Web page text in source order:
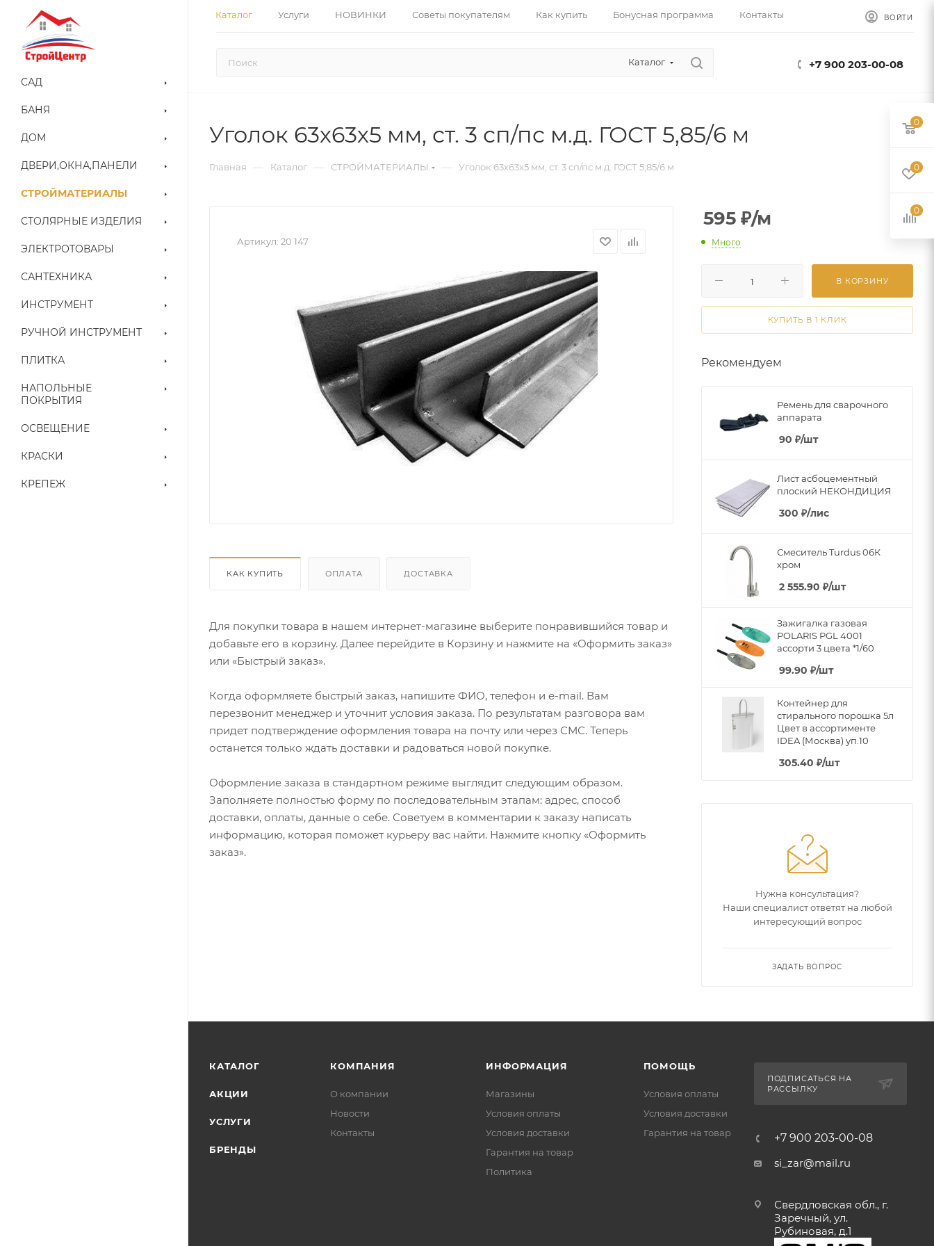
Каталог Услуги НОВИНКИ Советы покупателям Как купить Бонусная программа Контакты ВОЙТИ
Каталог +7 900 203-00-08
САД
БАНЯ
ДОМ
ДВЕРИ,ОКНА,ПАНЕЛИ
СТРОЙМАТЕРИАЛЫ
СТОЛЯРНЫЕ ИЗДЕЛИЯ
ЭЛЕКТРОТОВАРЫ
САНТЕХНИКА
ИНСТРУМЕНТ
РУЧНОЙ ИНСТРУМЕНТ
ПЛИТКА
НАПОЛЬНЫЕ
ПОКРЫТИЯ
ОСВЕЩЕНИЕ
КРАСКИ
КРЕПЕЖ
Уголок 63х63х5 мм, ст. 3 сп/пс м.д. ГОСТ 5,85/6 м
Главная — Каталог — СТРОЙМАТЕРИАЛЫ — Уголок 63х63х5 мм, ст. 3 сп/пс м.д. ГОСТ 5,85/6 м
Артикул: 20 147
КАК КУПИТЬ ОПЛАТА ДОСТАВКА
Для покупки товара в нашем интернет-магазине выберите понравившийся товар и
добавьте его в корзину. Далее перейдите в Корзину и нажмите на «Оформить заказ»
или «Быстрый заказ».
Когда оформляете быстрый заказ, напишите ФИО, телефон и e-mail. Вам
перезвонит менеджер и уточнит условия заказа. По результатам разговора вам
придет подтверждение оформления товара на почту или через СМС. Теперь
останется только ждать доставки и радоваться новой покупке.
Оформление заказа в стандартном режиме выглядит следующим образом.
Заполняете полностью форму по последовательным этапам: адрес, способ
доставки, оплаты, данные о себе. Советуем в комментарии к заказу написать
информацию, которая поможет курьеру вас найти. Нажмите кнопку «Оформить
заказ».
595 ₽/м
Много
В КОРЗИНУ
КУПИТЬ В 1 КЛИК
Рекомендуем
Ремень для сварочного
аппарата
90 ₽/шт
Лист асбоцементный
плоский НЕКОНДИЦИЯ
300 ₽/лис
Смеситель Turdus 06К
хром
2 555.90 ₽/шт
Зажигалка газовая
POLARIS PGL 4001
ассорти 3 цвета *1/60
99.90 ₽/шт
Контейнер для
стирального порошка 5л
Цвет в ассортименте
IDEA (Москва) уп.10
305.40 ₽/шт
Нужна консультация?
Наши специалист ответят на любой
интересующий вопрос
ЗАДАТЬ ВОПРОС
КАТАЛОГ
АКЦИИ
УСЛУГИ
БРЕНДЫ
КОМПАНИЯ
О компании
Новости
Контакты
ИНФОРМАЦИЯ
Магазины
Условия оплаты
Условия доставки
Гарантия на товар
Политика
ПОМОЩЬ
Условия оплаты
Условия доставки
Гарантия на товар
ПОДПИСАТЬСЯ НА
РАССЫЛКУ
+7 900 203-00-08
si_zar@mail.ru
Свердловская обл., г.
Заречный, ул.
Рубиновая, д.1
0
0
0